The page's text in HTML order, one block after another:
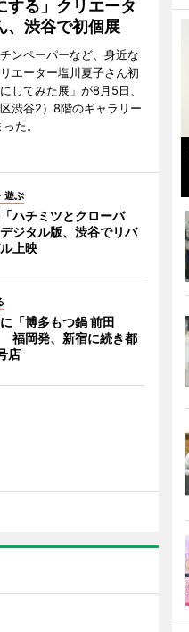
する」クリエータ
、渋谷で初個展
ンペーパーなど、身近な
エーター塩川夏子さん初
してみた展」が8月5日、
渋谷2）8階のギャラリー
た。
遊ぶ
ハチミツとクローバ
ジタル版、渋谷でリバ
上映
「博多もつ鍋 前田
福岡発、新宿に続き都
店